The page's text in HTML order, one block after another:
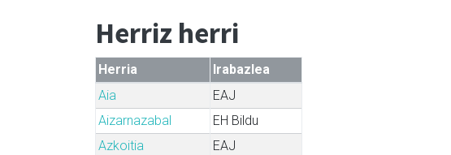
Herriz herri
Herria
Irabazlea
Aia
EAJ
Aizarnazabal
EH Bildu
Azkoitia
EAJ